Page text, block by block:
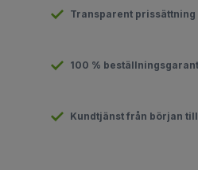
Transparent prissättning
100 %
Kundtjänst från början